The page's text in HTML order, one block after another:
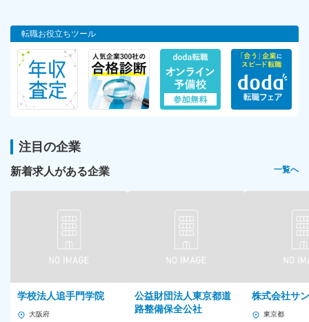
採用はあくまで人物重視。
自分なりのこだわりを、
ぜひ聞かせていただきたいと思っています。
オシャレかどうかではなく
あなたから感じられる
勤務地
◎転勤なし！
◎選べる勤務地！
東京都、神奈川県、埼玉県、千葉県
◆東海
岐阜県、静岡県、愛知県
転職お役立ちツール
注目の企業
新着求人がある企業 一覧へ
学校法人追手門学院
大阪府
公益財団法人東京都道
路整備保全公社
株式会社サ
東京都